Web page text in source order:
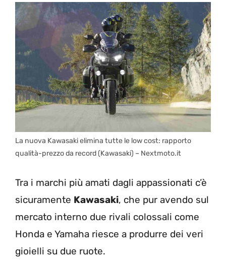
La nuova Kawasaki elimina tutte le low cost: rapporto
qualità-prezzo da record (Kawasaki) – Nextmoto.it
Tra i marchi più amati dagli appassionati c’è
sicuramente Kawasaki, che pur avendo sul
mercato interno due rivali colossali come
Honda e Yamaha riesce a produrre dei veri
gioielli su due ruote.